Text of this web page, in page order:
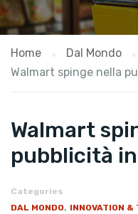
Home
Dal Mondo
Walmart spinge nella
Walmart
pubblicità
Categories
DAL MONDO, INNOVATION &